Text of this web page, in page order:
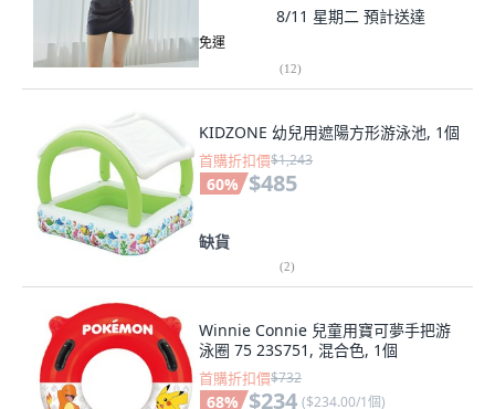
8/11 星期二 預計送達
免運
(12)
KIDZONE 幼兒用遮陽方形游泳池, 1個
首購折扣價$1,243
60% $485
缺貨
(2)
Winnie Connie 兒童用寶可夢手把游
泳圈 75 23S751, 混合色, 1個
首購折扣價$732
68% $234 ($234.00/1個)